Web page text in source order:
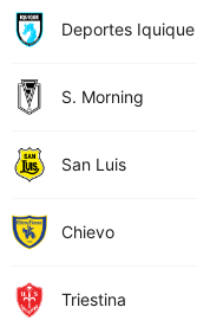
Deportes Iquique
S. Morning
San Luis
Chievo
Triestina